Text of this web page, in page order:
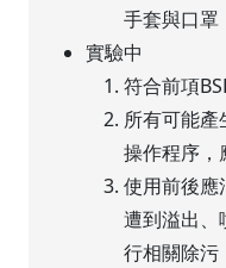
手套與口罩
實驗中
符合前項
所有可能
操作程序，
使用前後應
遭到溢出、
行相關除污